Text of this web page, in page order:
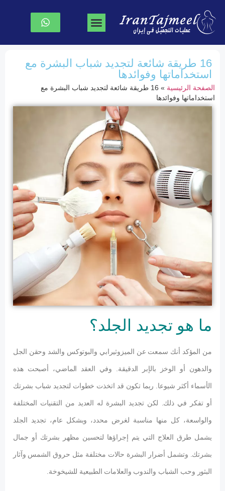
16 طريقة شائعة لتجديد شباب البشرة مع
استخداماتها وفوائدها
الصفحة الرئیسیة »
16 طريقة شائعة لتجديد شباب البشرة مع
استخداماتها وفوائدها
ما هو تجديد الجلد؟
من المؤكد أنك سمعت عن الميزوثيرابي والبوتوكس والشد وحقن الجل
والدهون أو الوخز بالإبر الدقيقة. وفي العقد الماضي، أصبحت هذه
الأسماء أكثر شيوعا. ربما تكون قد اتخذت خطوات لتجديد شباب بشرتك
أو تفكر في ذلك. لكن تجديد البشرة له العديد من التقنيات المختلفة
والواسعة، كل منها مناسبة لغرض محدد، وبشكل عام، تجديد الجلد
يشمل طرق العلاج التي يتم إجراؤها لتحسين مظهر بشرتك أو جمال
بشرتك. وتشمل أضرار البشرة حالات مختلفة مثل حروق الشمس وآثار
البثور وحب الشباب والندوب والعلامات الطبيعية للشيخوخة.